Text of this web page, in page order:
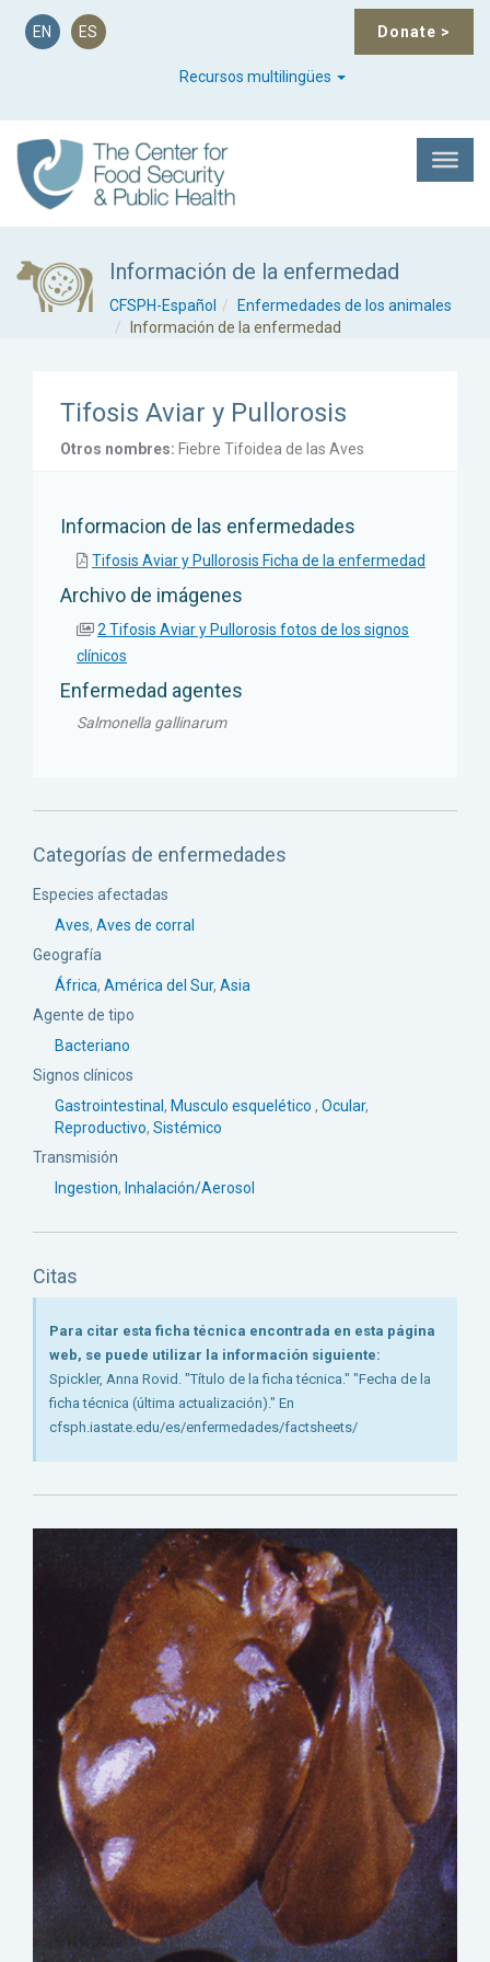
Donate >
EN ES
Recursos multilingües
Información de la enfermedad
CFSPH-Español
Enfermedades de los animales
Información de la enfermedad
Tifosis Aviar y Pullorosis
Otros nombres: Fiebre Tifoidea de las Aves
Informacion de las enfermedades
Tifosis Aviar y Pullorosis Ficha de la enfermedad
Archivo de imágenes
2 Tifosis Aviar y Pullorosis fotos de los signos
clínicos
Enfermedad agentes
Salmonella gallinarum
Categorías de enfermedades
Especies afectadas
Aves, Aves de corral
Geografía
África, América del Sur, Asia
Agente de tipo
Bacteriano
Signos clínicos
Gastrointestinal , Musculo esquelético , Ocular,
Reproductivo, Sistémico
Transmisión
Ingestion, Inhalación/Aerosol
Citas
Para citar esta ficha técnica encontrada en esta página
web, se puede utilizar la información siguiente:
Spickler, Anna Rovid. "Título de la ficha técnica." "Fecha de la
ficha técnica (última actualización)." En
cfsph.iastate.edu/es/enfermedades/factsheets/